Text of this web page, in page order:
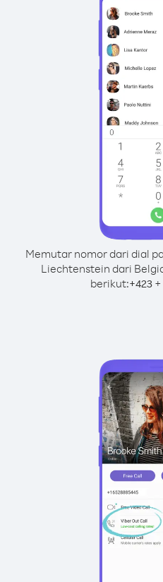
Memutar nomor dari dial
Liechtenstein dari
berikut:+423 +